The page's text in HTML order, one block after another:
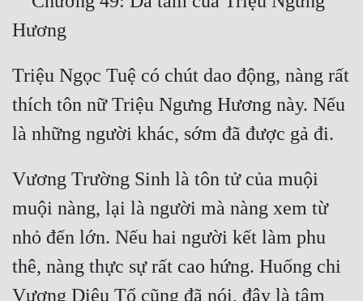
Truyện ngắn
Xa Lộ Dịch
Cung Đấu
Cạnh Kỹ
Cổ Tiên Hiệp
Cổ Đại
Triệu Ngọc Tuệ có chút dao động, nàng rất
thích tôn nữ Triệu Ngưng Hương này. Nếu
Vương Trường Sinh là tôn tử của muội
muội nàng, lại là người mà nàng xem từ
nhỏ đến lớn. Nếu hai người kết làm phu
thê, nàng thực sự rất cao hứng. Huống chi
Vương Diệu Tổ cũng đã nói, đây là tâm